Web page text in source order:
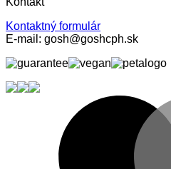
Kontaktný formulár
E-mail: gosh@goshcph.sk